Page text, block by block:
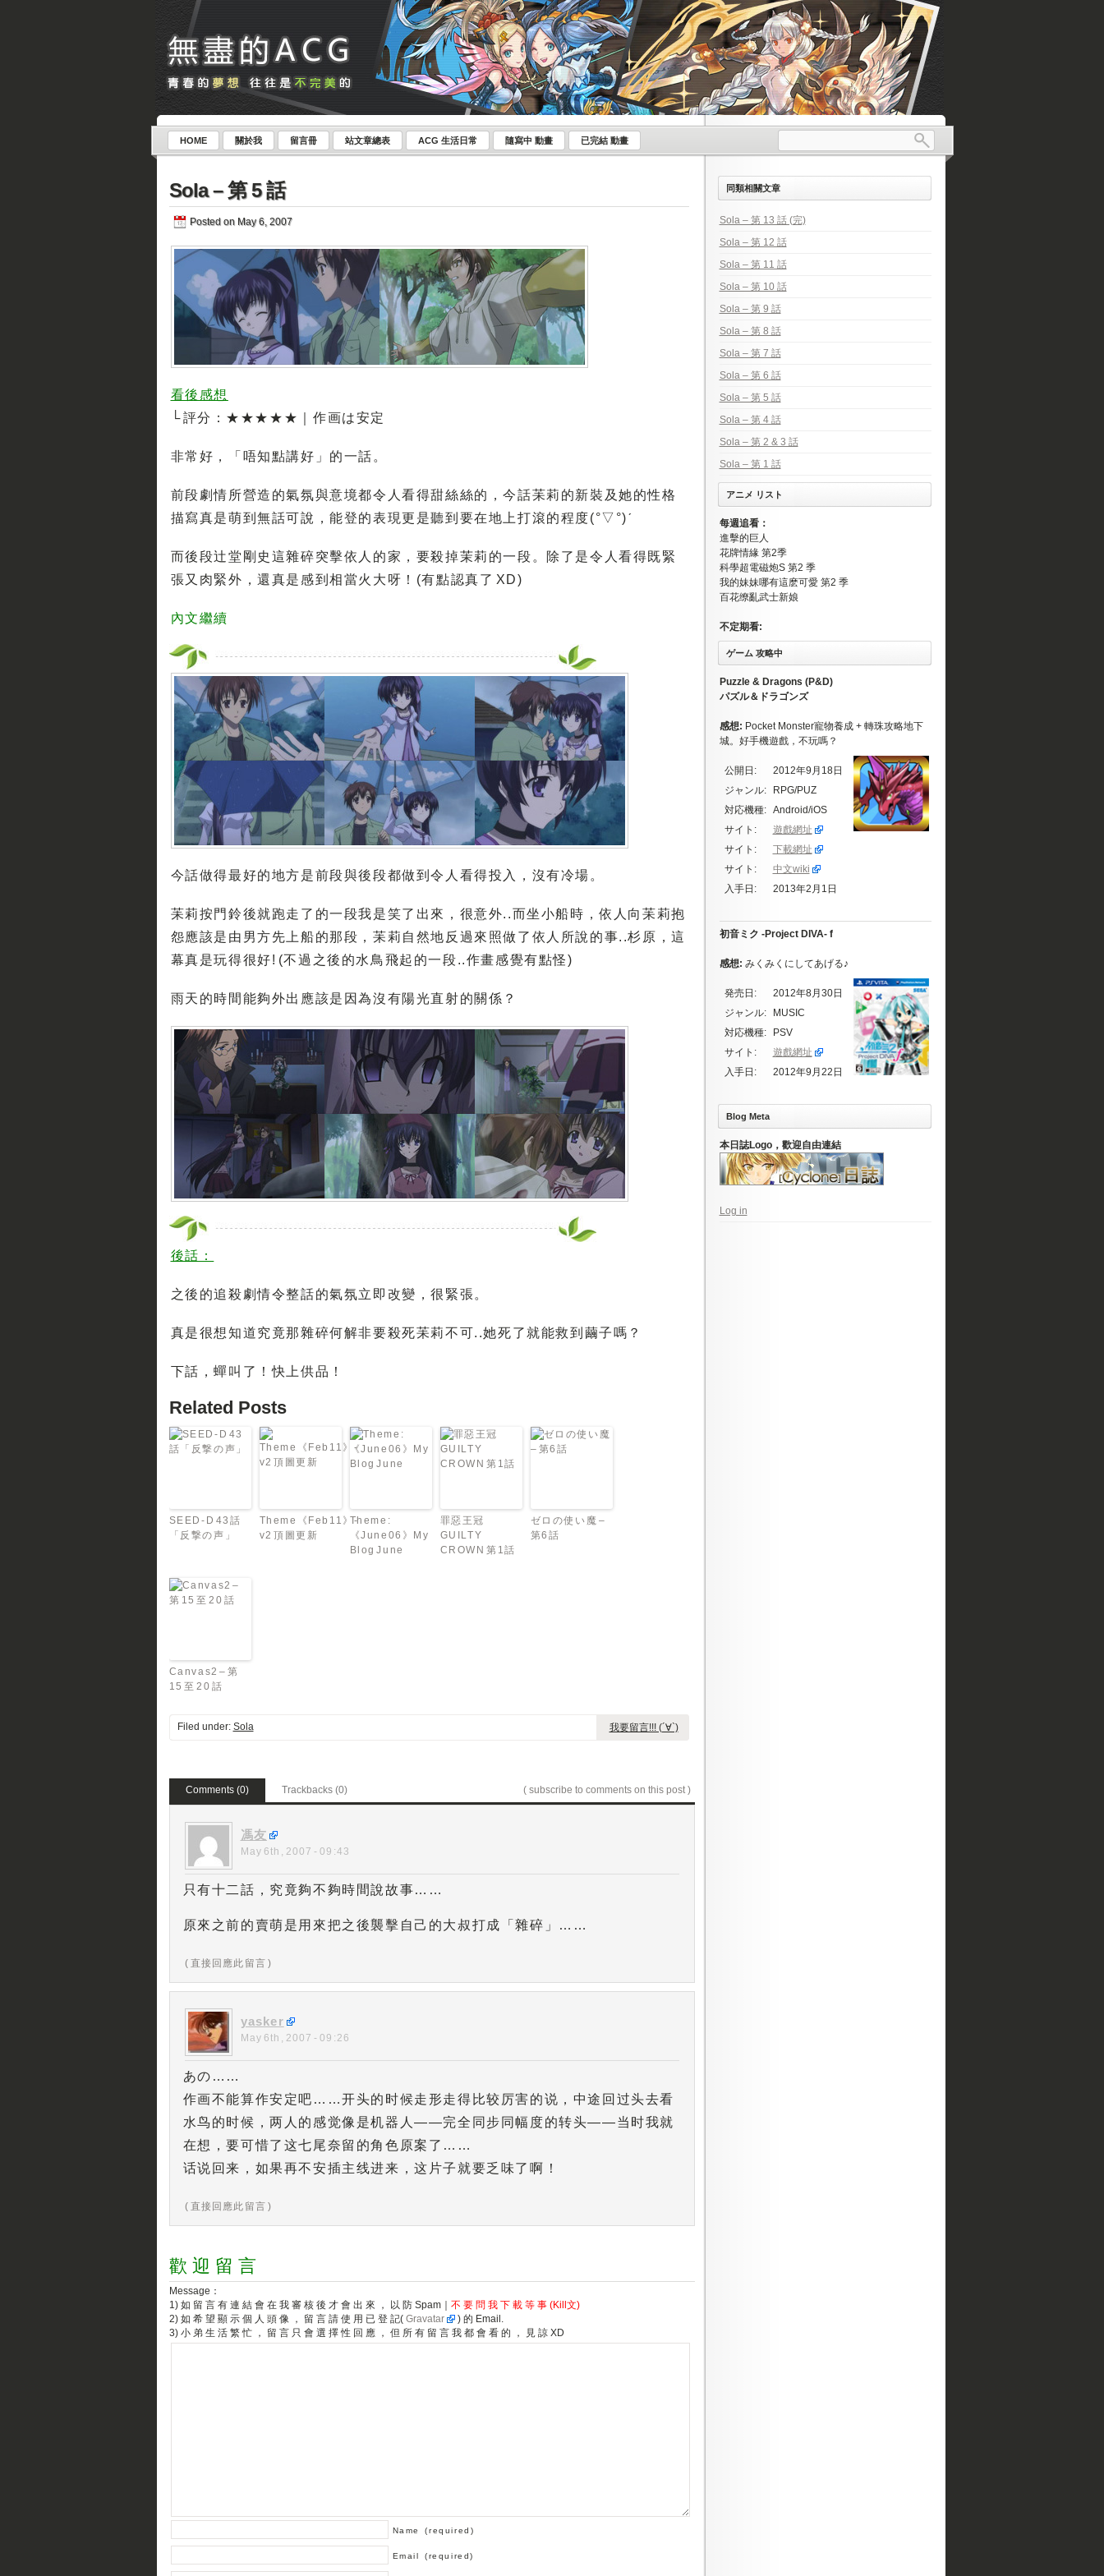
HOME 關於我 留言冊 站文章總表 ACG 生活日常 隨寫中 動畫 已完結 動畫
Sola – 第 5 話
Posted on May 6, 2007
看後感想
└ 評分：★★★★★｜作画は安定
非常好，「唔知點講好」的一話。
前段劇情所營造的氣氛與意境都令人看得甜絲絲的，今話苿莉的新裝及她的性格
描寫真是萌到無話可說，能登的表現更是聽到要在地上打滾的程度(°▽°)ˊ
而後段辻堂剛史這雜碎突擊依人的家，要殺掉茉莉的一段。除了是令人看得既緊
張又肉緊外，還真是感到相當火大呀！(有點認真了 XD)
內文繼續
今話做得最好的地方是前段與後段都做到令人看得投入，沒有冷場。
苿莉按門鈴後就跑走了的一段我是笑了出來，很意外..而坐小船時，依人向苿莉抱
怨應該是由男方先上船的那段，苿莉自然地反過來照做了依人所說的事..杉原，這
幕真是玩得很好! (不過之後的水鳥飛起的一段..作畫感覺有點怪)
雨天的時間能夠外出應該是因為沒有陽光直射的關係？
後話：
之後的追殺劇情令整話的氣氛立即改變，很緊張。
真是很想知道究竟那雜碎何解非要殺死苿莉不可..她死了就能救到繭子嗎？
下話，蟬叫了！快上供品！
Related Posts
SEED-D 43話
「反撃の声」
Theme《Feb11》-
v2 頂圖更新
Theme:
《June06》My
Blog June
罪惡王冠
GUILTY
CROWN 第1話
ゼロの使い魔 –
第6話
Canvas2 – 第
15 至 20 話
Filed under: Sola 我要留言!!! (´∀`)
Comments (0) Trackbacks (0) ( subscribe to comments on this post )
馮友
May 6th, 2007 - 09:43
只有十二話，究竟夠不夠時間說故事……
原來之前的賣萌是用來把之後襲擊自己的大叔打成「雜碎」……
( 直接回應此留言 )
yasker
May 6th, 2007 - 09:26
あの……
作画不能算作安定吧……开头的时候走形走得比较厉害的说，中途回过头去看
水鸟的时候，两人的感觉像是机器人——完全同步同幅度的转头——当时我就
在想，要可惜了这七尾奈留的角色原案了……
话说回来，如果再不安插主线进来，这片子就要乏味了啊！
( 直接回應此留言 )
歡 迎 留 言
Message：
1) 如 留 言 有 連 結 會 在 我 審 核 後 才 會 出 來 ， 以 防 Spam｜ 不 要 問 我 下 載 等 事 (Kill文)
2) 如 希 望 顯 示 個 人 頭 像 ， 留 言 請 使 用 已 登 記( Gravatar
) 的 Email.
3) 小 弟 生 活 繁 忙 ， 留 言 只 會 選 擇 性 回 應 ， 但 所 有 留 言 我 都 會 看 的 ， 見 諒 XD
Name (required)
Email (required)
同類相關文章
Sola – 第 13 話 (完)
Sola – 第 12 話
Sola – 第 11 話
Sola – 第 10 話
Sola – 第 9 話
Sola – 第 8 話
Sola – 第 7 話
Sola – 第 6 話
Sola – 第 5 話
Sola – 第 4 話
Sola – 第 2 & 3 話
Sola – 第 1 話
アニメ リスト
每週追看：
進擊的巨人
花牌情緣 第2季
科學超電磁炮S 第2 季
我的妹妹哪有這麽可愛 第2 季
百花缭亂武士新娘
不定期看:
ゲーム 攻略中
Puzzle & Dragons (P&D)
パズル＆ドラゴンズ
感想: Pocket Monster寵物養成 + 轉珠攻略地下
城。好手機遊戲，不玩嗎？
公開日:
2012年9月18日
ジャンル:
RPG/PUZ
対応機種:
Android/iOS
サイト:
遊戲網址
サイト:
下載網址
サイト:
中文wiki
入手日:
2013年2月1日
初音ミク -Project DIVA- f
感想: みくみくにしてあげる♪
発売日:
2012年8月30日
ジャンル:
MUSIC
対応機種:
PSV
サイト:
遊戲網址
入手日:
2012年9月22日
Blog Meta
本日誌Logo，歡迎自由連結
Log in